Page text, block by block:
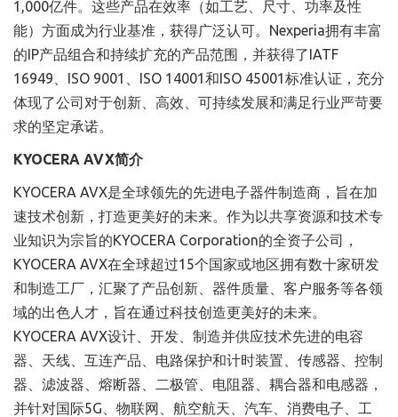
1,000亿件。这些产品在效率（如工艺、尺寸、功率及性
能）方面成为行业基准，获得广泛认可。Nexperia拥有丰富
的IP产品组合和持续扩充的产品范围，并获得了IATF
16949、ISO 9001、ISO 14001和ISO 45001标准认证，充分
体现了公司对于创新、高效、可持续发展和满足行业严苛要
求的坚定承诺。
KYOCERA AVX简介
KYOCERA AVX是全球领先的先进电子器件制造商，旨在加
速技术创新，打造更美好的未来。作为以共享资源和技术专
业知识为宗旨的KYOCERA Corporation的全资子公司，
KYOCERA AVX在全球超过15个国家或地区拥有数十家研发
和制造工厂，汇聚了产品创新、器件质量、客户服务等各领
域的出色人才，旨在通过科技创造更美好的未来。
KYOCERA AVX设计、开发、制造并供应技术先进的电容
器、天线、互连产品、电路保护和计时装置、传感器、控制
器、滤波器、熔断器、二极管、电阻器、耦合器和电感器，
并针对国际5G、物联网、航空航天、汽车、消费电子、工